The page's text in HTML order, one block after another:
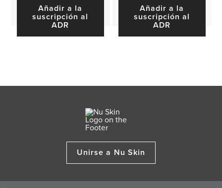
Añadir a la
suscripción al
ADR
Añadir a la
suscripción al
ADR
Unirse a Nu Skin